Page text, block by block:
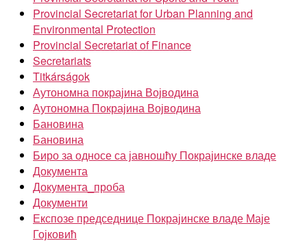
Provincial Secretariat for Urban Planning and
Environmental Protection
Provincial Secretariat of Finance
Secretariats
Titkárságok
Аутономна покрајина Војводина
Аутономна Покрајина Војводина
Бановина
Бановина
Биро за односе са јавношћу Покрајинске владе
Документа
Документа_проба
Документи
Експозе председнице Покрајинске владе Маје
Гојковић